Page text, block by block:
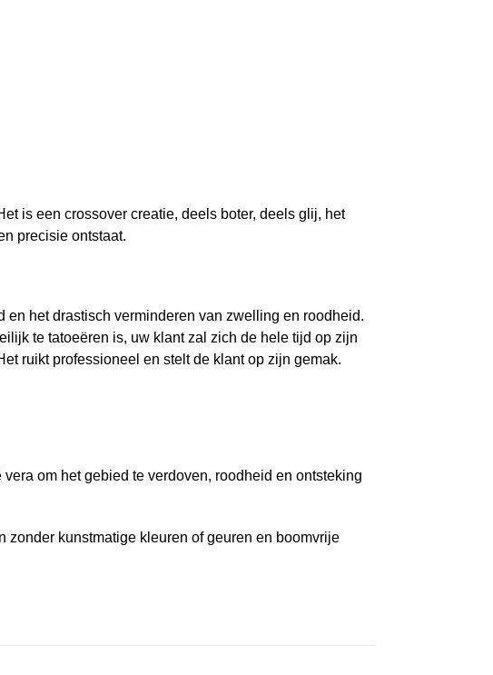
is een crossover creatie, deels boter, deels glij, het
precisie ontstaat.
het drastisch verminderen van zwelling en roodheid.
te tatoeëren is, uw klant zal zich de hele tijd op zijn
ruikt professioneel en stelt de klant op zijn gemak.
om het gebied te verdoven, roodheid en ontsteking
kunstmatige kleuren of geuren en boomvrije